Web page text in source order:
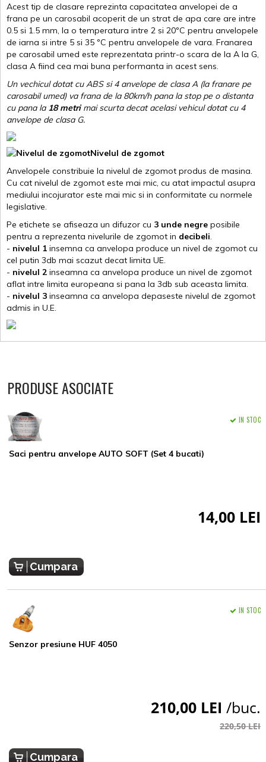
Acest tip de clasare reprezinta capacitatea anvelopei de a
frana pe un carosabil acoperit de un strat de apa care are intre
0.5 si 1.5 mm, la o temperatura intre 2 si 20ºC pentru anvelopele
de iarna si intre 5 si 35 ºC pentru anvelopele de vara. Franarea
pe carosabil umed este reprezentata printr-o scara de la A la G,
clasa A fiind cea mai buna performanta in acest sens.
Un vechicul dotat cu ABS si 4 anvelope de clasa A (la franare pe
carosabil umed) va frana de la 80km/h pana la stop pe o distanta
cu pana la 18 metrimai scurta decat acelasi vehicul dotat cu 4
anvelope de clasa G.
Nivelul de zgomot
Anvelopele constribuie la nivelul de zgomot produs de masina.
Cu cat nivelul de zgomot este mai mic, cu atat impactul asupra
mediului incojurator este mai mic si in conformitate cu normele
legislative.
Pe etichete se afiseaza un difuzor cu 3 unde negre posibile
pentru a reprezenta nivelurile de zgomot in decibeli.
- nivelul 1 insemna ca anvelopa produce un nivel de zgomot cu
cel putin 3db mai scazut decat limita UE.
- nivelul 2 inseamna ca anvelopa produce un nivel de zgomot
aflat intre limita europeana si pana la 3db sub aceasta limita.
- nivelul 3 inseamna ca anvelopa depaseste nivelul de zgomot
admis in U.E.
PRODUSE ASOCIATE
Saci pentru anvelope AUTO SOFT (Set 4 bucati)
IN STOC
14,00 LEI
Cumpara
Senzor presiune HUF 4050
IN STOC
210,00 LEI /buc.
220,50 LEI
Cumpara